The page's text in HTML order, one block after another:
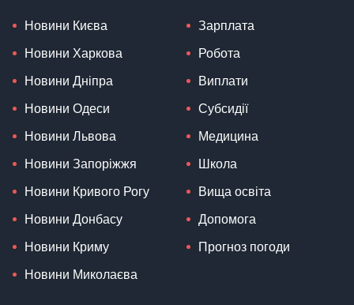
Новини Києва
Новини Харкова
Новини Дніпра
Новини Одеси
Новини Львова
Новини Запоріжжя
Новини Кривого Рогу
Новини Донбасу
Новини Криму
Новини Миколаєва
Зарплата
Робота
Виплати
Субсидії
Медицина
Школа
Вища освіта
Допомога
Прогноз погоди